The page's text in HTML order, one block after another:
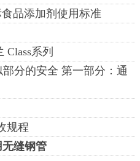
食品添加剂使用标准
Class系列
部分的安全 第一部分：通
规程
无缝钢管